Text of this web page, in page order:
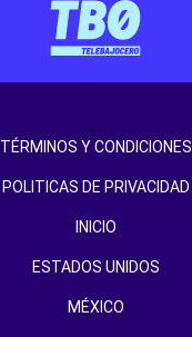
TÉRMINOS Y CONDICIONES
POLITICAS DE PRIVACIDAD
INICIO
ESTADOS UNIDOS
MÉXICO